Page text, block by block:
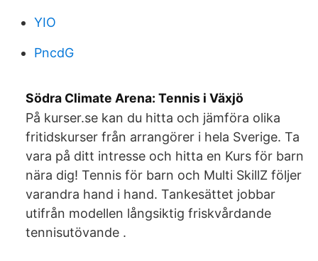
YIO
PncdG
Södra Climate Arena: Tennis i Växjö
På kurser.se kan du hitta och jämföra olika
fritidskurser från arrangörer i hela Sverige. Ta
vara på ditt intresse och hitta en Kurs för barn
nära dig! Tennis för barn och Multi SkillZ följer
varandra hand i hand. Tankesättet jobbar
utifrån modellen långsiktig friskvårdande
tennisutövande .